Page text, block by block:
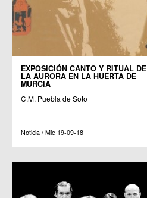
EXPOSICIÓN CANTO Y RITUAL DE
LA AURORA EN LA HUERTA DE
MURCIA
C.M. Puebla de Soto
Noticia / Mie 19-09-18